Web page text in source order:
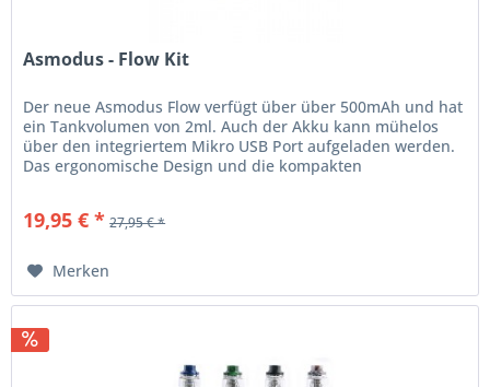
Asmodus - Flow Kit
Der neue Asmodus Flow verfügt über über 500mAh und hat
ein Tankvolumen von 2ml. Auch der Akku kann mühelos
über den integriertem Mikro USB Port aufgeladen werden.
Das ergonomische Design und die kompakten
19,95 € * 27,95 € *
Merken